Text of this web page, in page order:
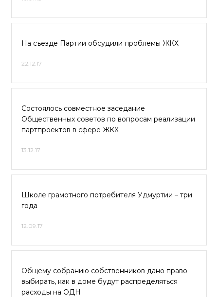
На съезде Партии обсудили проблемы ЖКХ
22.12.17
Состоялось совместное заседание
Общественных советов по вопросам реализации
партпроектов в сфере ЖКХ
13.12.17
Школе грамотного потребителя Удмуртии – три
года
12.09.17
Общему собранию собственников дано право
выбирать, как в доме будут распределяться
расходы на ОДН